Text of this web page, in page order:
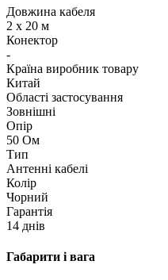
Довжина кабеля
2 х 20 м
Конектор
-
Країна виробник товару
Китай
Області застосування
Зовнішні
Опір
50 Ом
Тип
Антенні кабелі
Колір
Чорний
Гарантія
14 днів
Габарити і вага